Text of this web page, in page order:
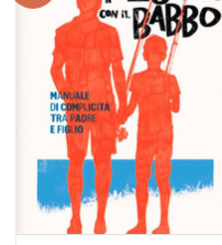
Aggiungi
alla lista